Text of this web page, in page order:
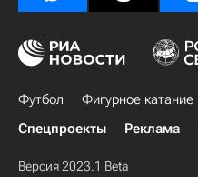
Футбол Фигурное катание
Спецпроекты
Реклама
Версия 2023.1 Beta